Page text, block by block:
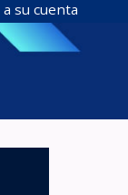
su cuenta